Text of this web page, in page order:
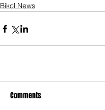
Bikol News
Comments